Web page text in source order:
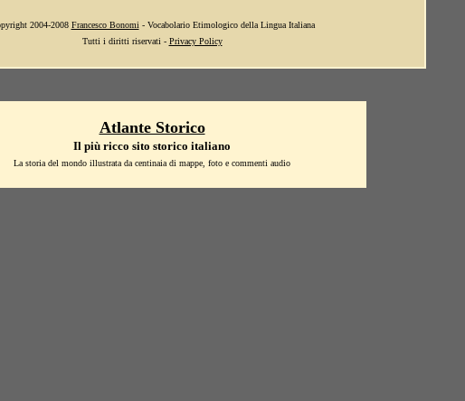
2004-2008 Francesco Bonomi - Vocabolario Etimologico della Lingua Italiana
Tutti i diritti riservati - Privacy Policy
Atlante Storico
Il più ricco sito storico italiano
La storia del mondo illustrata da centinaia di mappe, foto e commenti audio